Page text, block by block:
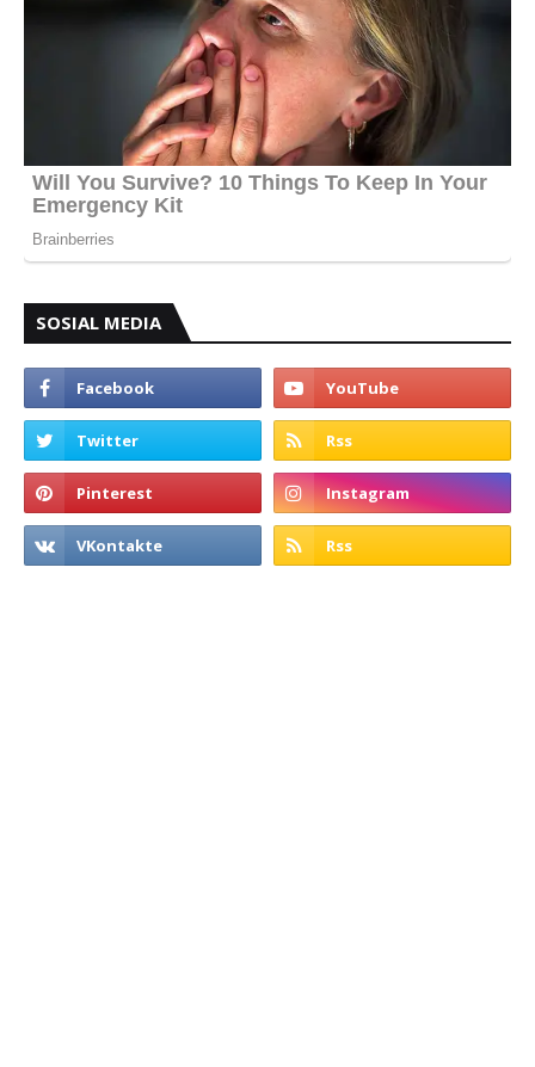
SOSIAL MEDIA